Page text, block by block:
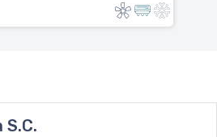
S.C.